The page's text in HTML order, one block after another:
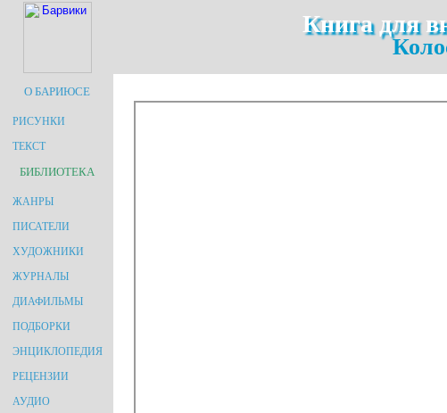
Книга для
О БАРИЮСЕ
РИСУНКИ
ТЕКСТ
БИБЛИОТЕКА
ЖАНРЫ
ПИСАТЕЛИ
ХУДОЖНИКИ
ЖУРНАЛЫ
ДИАФИЛЬМЫ
ПОДБОРКИ
ЭНЦИКЛОПЕДИЯ
РЕЦЕНЗИИ
АУДИО